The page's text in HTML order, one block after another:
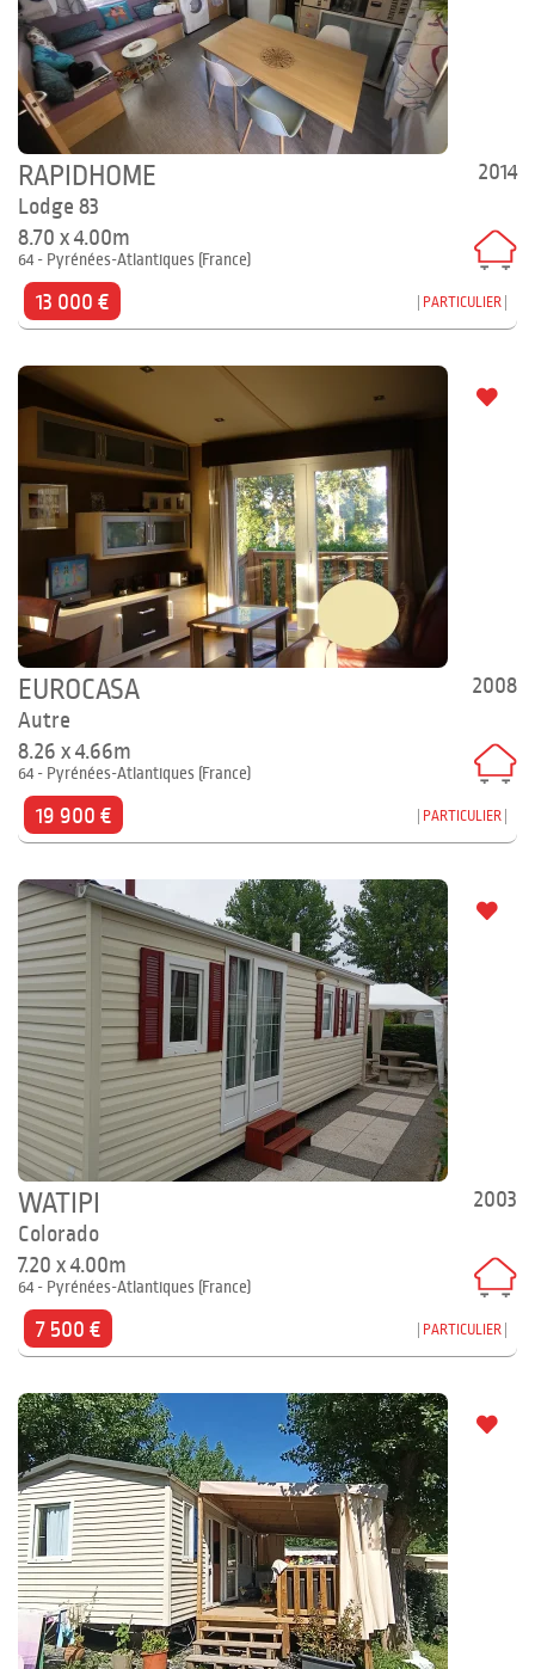
2014
RAPIDHOME
Lodge 83
8.70 x 4.00m
64 - Pyrénées-Atlantiques (France)
13 000 € PARTICULIER
2008
EUROCASA
Autre
8.26 x 4.66m
64 - Pyrénées-Atlantiques (France)
19 900 € PARTICULIER
2003
WATIPI
Colorado
7.20 x 4.00m
64 - Pyrénées-Atlantiques (France)
7 500 € PARTICULIER